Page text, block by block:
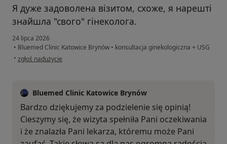
Я дуже задоволена візитом, схоже, я нарешті
знайшла "свого" гінеколога.
24 lipca 2026
• Bluemed Clinic Katowice Brynów • konsultacja ginekologiczna + USG
• w opinii użytkownika Вікторія
zgłoś nadużycie
Bluemed Clinic Katowice Brynów
Bardzo dziękujemy za podzielenie się opinią!
Cieszymy się, że wizyta spełniła Pani oczekiwania
i że znalazła Pani lekarza, któremu może Pani